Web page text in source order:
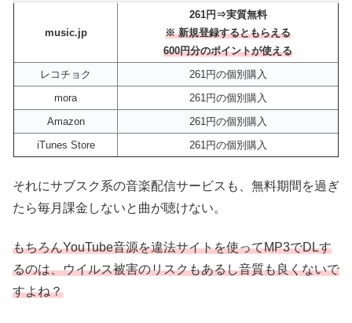
music.jp
261円⇒実質無料
※ 新規登録するともらえる
600円分のポイントが使える
レコチョク
261円の個別購入
mora
261円の個別購入
Amazon
261円の個別購入
iTunes Store
261円の個別購入
それにサブスク系の音楽配信サービスも、無料期間を過ぎ
たら毎月課金しないと曲が聴けない。
もちろんYouTube音源を違法サイトを使ってMP3でDLす
るのは、ウイルス被害のリスクもあるし音質も良くないで
すよね？